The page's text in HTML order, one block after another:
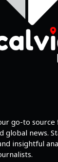
go-to
global news.
insightful